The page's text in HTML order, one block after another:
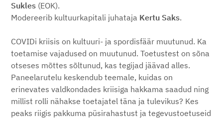
Sukles (EOK).
Modereerib kultuurkapitali juhataja Kertu Saks.
COVIDi kriisis on kultuuri- ja spordisfäär muutunud. Ka
toetamise vajadused on muutunud. Toetustest on sõna
otseses mõttes sõltunud, kas tegijad jäävad alles.
Paneelarutelu keskendub teemale, kuidas on
erinevates valdkondades kriisiga hakkama saadud ning
millist rolli nähakse toetajatel täna ja tulevikus? Kes
peaks riigis pakkuma püsirahastust ja tegevustoetuseid